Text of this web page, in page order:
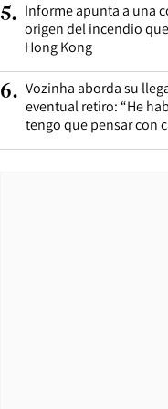
5. Informe apunta a una
origen del incendio
Hong Kong
6. Vozinha aborda su
eventual retiro: “He
tengo que pensar con